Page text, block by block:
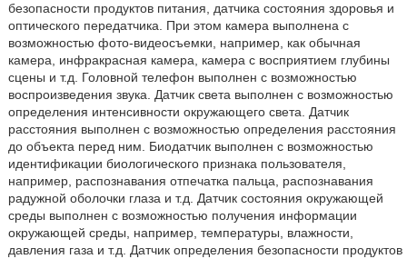
безопасности продуктов питания, датчика состояния здоровья и
оптического передатчика. При этом камера выполнена с
возможностью фото-видеосъемки, например, как обычная
камера, инфракрасная камера, камера с восприятием глубины
сцены и т.д. Головной телефон выполнен с возможностью
воспроизведения звука. Датчик света выполнен с возможностью
определения интенсивности окружающего света. Датчик
расстояния выполнен с возможностью определения расстояния
до объекта перед ним. Биодатчик выполнен с возможностью
идентификации биологического признака пользователя,
например, распознавания отпечатка пальца, распознавания
радужной оболочки глаза и т.д. Датчик состояния окружающей
среды выполнен с возможностью получения информации
окружающей среды, например, температуры, влажности,
давления газа и т.д. Датчик определения безопасности продуктов